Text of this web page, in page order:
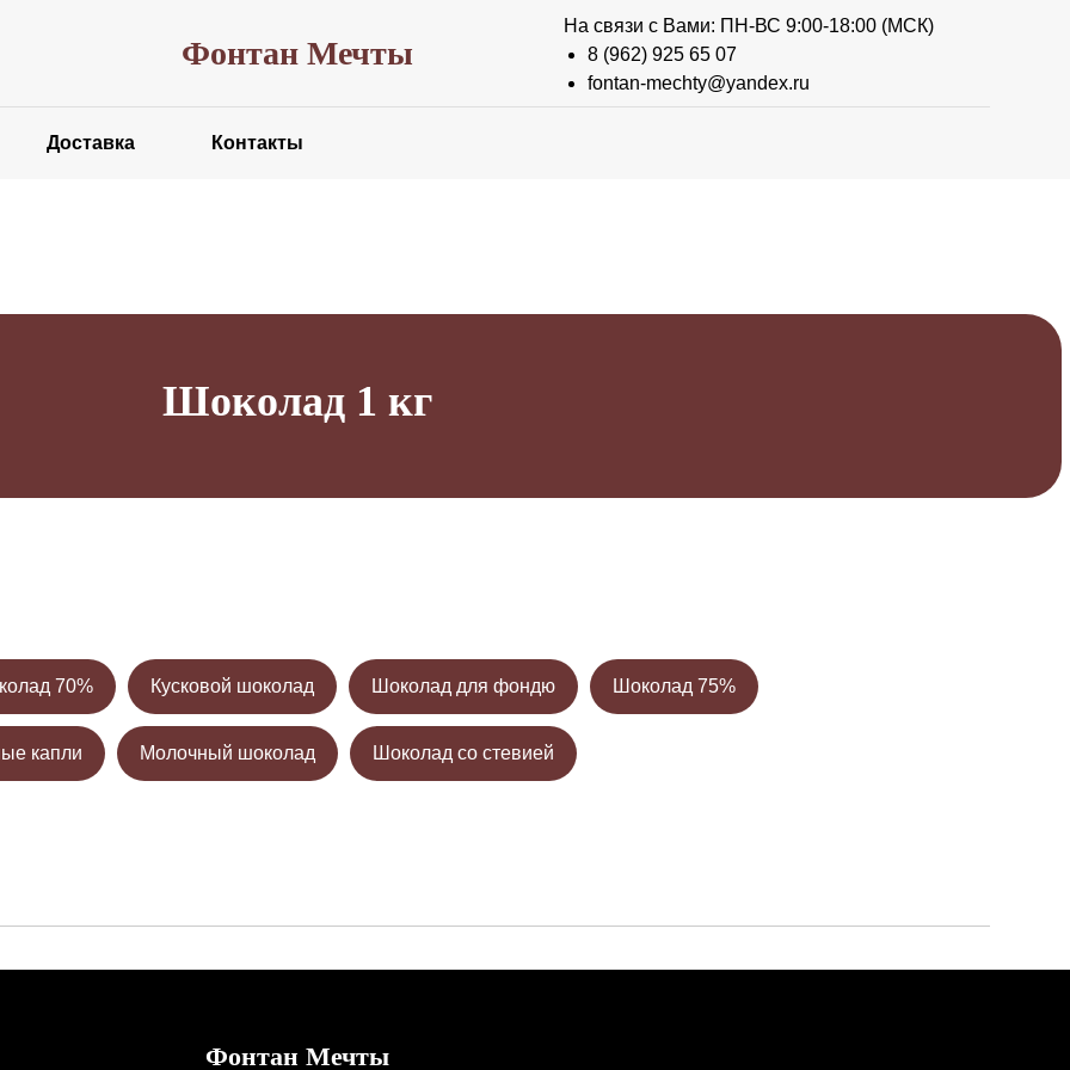
Фонтан Мечты
На связи с Вами: ПН-ВС 9:00-18:00 (МСК)
8 (962) 925 65 07
fontan-mechty@yandex.ru
Доставка Контакты
Шоколад 1 кг
70% Кусковой шоколад Шоколад для фондю Шоколад 75%
капли Молочный шоколад Шоколад со стевией
Фонтан Мечты